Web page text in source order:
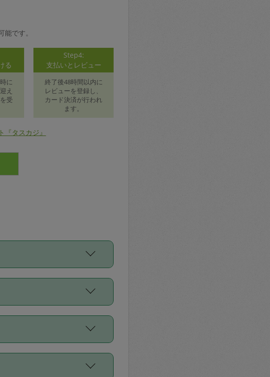
です。
る
に
え
受
Step4:
支払いとレビュー
終了後48時間以内に
レビューを登録し、
カード決済が行われ
ます。
タスカジ』
、延長機能をご利用くださ
合意の上事前申請すること
ん。
ています。
レビューの平均値、などで
EXPRESS／Diners